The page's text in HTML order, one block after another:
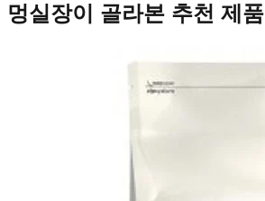
멍실장이 골라본 추천 제품